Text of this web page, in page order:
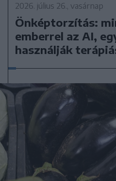
2026. július 26., vasárnap
Önképtorzítás:
emberrel az AI,
használják